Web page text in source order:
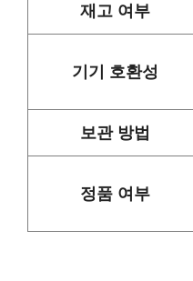
재고 여부
기기 호환성
보관 방법
정품 여부